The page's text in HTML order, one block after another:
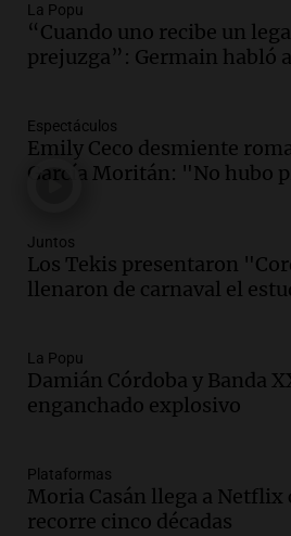
Episodios
Audio. Femicidio por
Radioinforme 3
Episodios
Audio.Exconvicto con
por los medios
Radioinforme 3
Episodios
Caputo | Por Sergio
3x1:4
Episodios
interior, no se aten los
Adrián Simioni
Política esquina Economía
La Popu
“Cuando uno recibe un
prejuzga”: Germain habló
Espectáculos
Emily Ceco desmiente
García Moritán: "No hubo
Juntos
Los Tekis presentaron
llenaron de carnaval el
La Popu
Damián Córdoba y Banda
enganchado explosivo
Plataformas
Moria Casán llega a Netflix
recorre cinco décadas